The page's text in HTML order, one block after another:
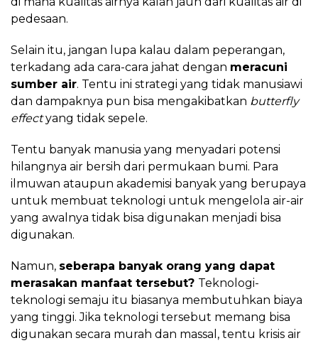
pedesaan.
Selain itu, jangan lupa kalau dalam peperangan,
terkadang ada cara-cara jahat dengan meracuni
sumber air. Tentu ini strategi yang tidak manusiawi
dan dampaknya pun bisa mengakibatkan butterfly
effectyang tidak sepele.
Tentu banyak manusia yang menyadari potensi
hilangnya air bersih dari permukaan bumi. Para
ilmuwan ataupun akademisi banyak yang berupaya
untuk membuat teknologi untuk mengelola air-air
yang awalnya tidak bisa digunakan menjadi bisa
digunakan.
Namun, seberapa banyak orang yang dapat
merasakan manfaat tersebut? Teknologi-
teknologi semaju itu biasanya membutuhkan biaya
yang tinggi. Jika teknologi tersebut memang bisa
digunakan secara murah dan massal, tentu krisis air